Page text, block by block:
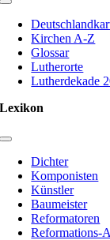
Toggle
Navigation
Kirchen A-Z
Glossar
Lutherorte
Lutherdekade
Lexikon
Toggle
Navigation
Dichter
Komponisten
Künstler
Baumeister
Reformatoren
Reformations-